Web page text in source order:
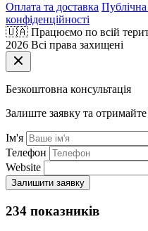
Оплата та доставка
конфіденційності
🇺🇦 Працюємо по всій
2026 Всі права захищені
Безкоштовна консультація
Залиште заявку та
Ім'я
Телефон
Website
Залишити заявку
234 показників